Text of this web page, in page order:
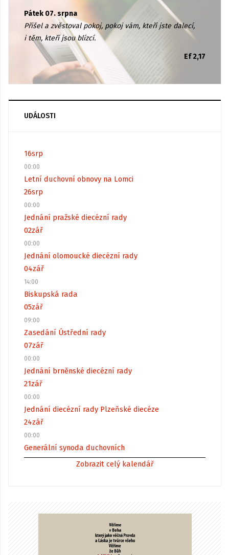
Pátek 07. srpna
Přišel a zvěstoval pokoj, pokoj vám, kteří jste dalecí,
i těm, kteří jsou blízcí.
Ef 2,17
UDÁLOSTI
16srp
00:00
Letní duchovní obnovy na Lomci
26srp
00:00
Jednání pražské diecézní rady
02zář
00:00
Jednání olomoucké diecézní rady
04zář
14:00
Biskupská rada
05zář
09:00
Zasedání Ústřední rady
07zář
00:00
Jednání brněnské diecézní rady
21zář
00:00
Jednání diecézní rady Plzeňské diecéze
24zář
00:00
Generální synoda duchovních
Zobrazit celý kalendář